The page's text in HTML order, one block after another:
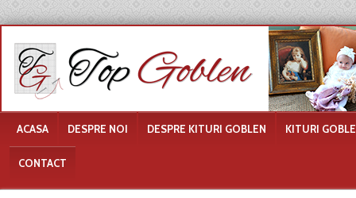
ACASA DESPRE NOI DESPRE KITURI GOBLEN KITURI
CONTACT